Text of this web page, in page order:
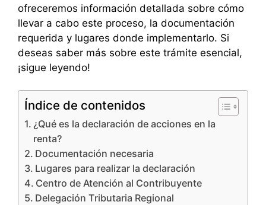
ofreceremos información detallada sobre cómo
llevar a cabo este proceso, la documentación
requerida y lugares donde implementarlo. Si
deseas saber más sobre este trámite esencial,
¡sigue leyendo!
Índice de contenidos
¿Qué es la declaración de acciones en la
renta?
Documentación necesaria
Lugares para realizar la declaración
Centro de Atención al Contribuyente
Delegación Tributaria Regional